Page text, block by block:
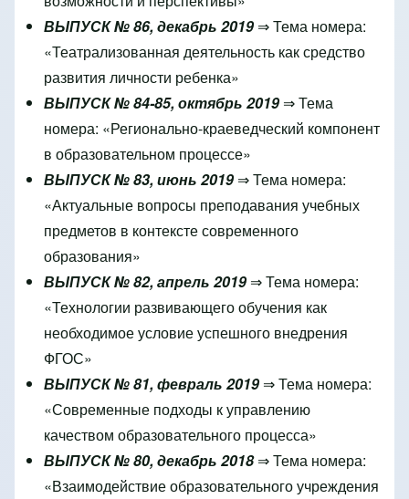
ВЫПУСК № 86, декабрь 2019 ⇒ Тема номера:
«Театрализованная деятельность как средство
развития личности ребенка»
ВЫПУСК № 84-85, октябрь 2019 ⇒ Тема
номера: «Регионально-краеведческий компонент
в образовательном процессе»
ВЫПУСК № 83, июнь 2019 ⇒Тема номера:
«Актуальные вопросы преподавания учебных
предметов в контексте современного
образования»
ВЫПУСК № 82, апрель 2019 ⇒Тема номера:
«Технологии развивающего обучения как
необходимое условие успешного внедрения
ФГОС»
ВЫПУСК № 81, февраль 2019 ⇒Тема номера:
«Современные подходы к управлению
качеством образовательного процесса»
ВЫПУСК № 80, декабрь 2018⇒ Тема номера:
«Взаимодействие образовательного учреждения